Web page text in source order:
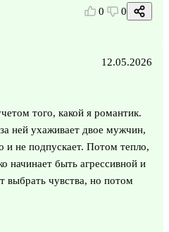
0 0
12.05.2026
того, какой я романтик.
ней ухаживает двое мужчин,
и не подпускает. Потом тепло,
начинает быть агрессивной и
выбрать чувства, но потом